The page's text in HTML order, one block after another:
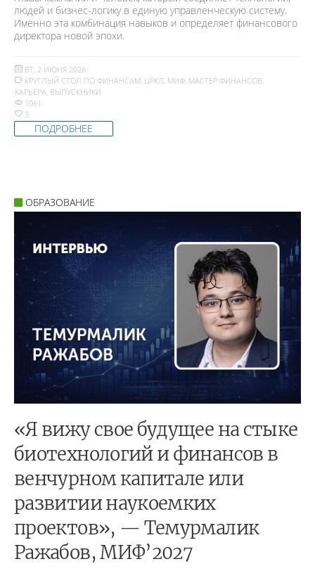
людей и бизнес-логику в единую управленческую систему.
Именно эта комбинация навыков и определяет финансового
директора новой эпохи.
ВТ, 2 ИЮНЯ 2026
КРУГЛЫЙ СТОЛ ПО ФИНАНСАМ, ЦРКЛ, МИФ, МАСТЕР ФИНАНСОВ,
КАРЬЕРА, ВЫПУСКНИКИ
1061
3
ПОДРОБНЕЕ
ОБРАЗОВАНИЕ
«Я вижу свое будущее на стыке
биотехнологий и финансов в
венчурном капитале или
развитии наукоемких
проектов», — Темурмалик
Ражабов, МИФ’2027